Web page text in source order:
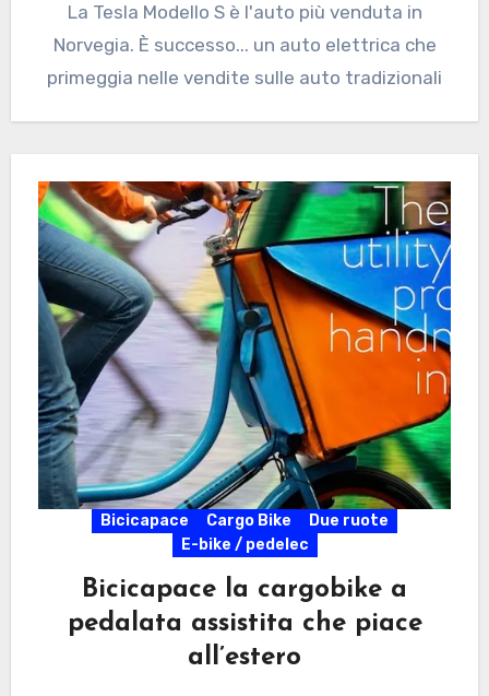
La Tesla Modello S è l'auto più venduta in
Norvegia. È successo... un auto elettrica che
primeggia nelle vendite sulle auto tradizionali
Bicicapace Cargo Bike
Due ruote
E-bike / pedelec
Bicicapace la cargobike a
pedalata assistita che piace
all’estero